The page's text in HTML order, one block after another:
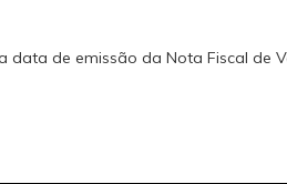
de emissão da Nota Fiscal